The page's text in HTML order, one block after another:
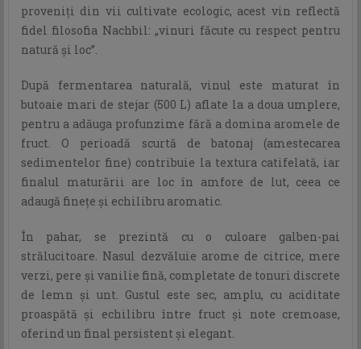
proveniți din vii cultivate ecologic, acest vin reflectă
fidel filosofia Nachbil: „vinuri făcute cu respect pentru
natură și loc”.
După fermentarea naturală, vinul este maturat în
butoaie mari de stejar (500 L) aflate la a doua umplere,
pentru a adăuga profunzime fără a domina aromele de
fruct. O perioadă scurtă de batonaj (amestecarea
sedimentelor fine) contribuie la textura catifelată, iar
finalul maturării are loc în amfore de lut, ceea ce
adaugă finețe și echilibru aromatic.
În pahar, se prezintă cu o culoare galben-pai
strălucitoare. Nasul dezvăluie arome de citrice, mere
verzi, pere și vanilie fină, completate de tonuri discrete
de lemn și unt. Gustul este sec, amplu, cu aciditate
proaspătă și echilibru între fruct și note cremoase,
oferind un final persistent și elegant.